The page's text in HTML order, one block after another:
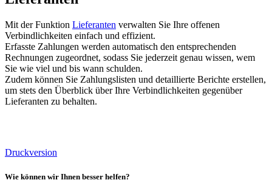
Mit der Funktion Lieferanten verwalten Sie Ihre offenen
Verbindlichkeiten einfach und effizient.
Erfasste Zahlungen werden automatisch den entsprechenden
Rechnungen zugeordnet, sodass Sie jederzeit genau wissen, wem
Sie wie viel und bis wann schulden.
Zudem können Sie Zahlungslisten und detaillierte Berichte erstellen,
um stets den Überblick über Ihre Verbindlichkeiten gegenüber
Lieferanten zu behalten.
Druckversion
Wie können wir Ihnen besser helfen?